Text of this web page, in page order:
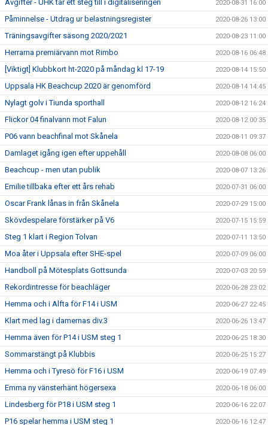
Avgifter - UHK tar ett steg till i digitaliseringen 2020-08-31 16:00
Påminnelse - Utdrag ur belastningsregister 2020-08-26 13:00
Träningsavgifter säsong 2020/2021 2020-08-23 11:00
Herrarna premiärvann mot Rimbo 2020-08-16 06:48
[Viktigt] Klubbkort ht-2020 på måndag kl 17-19 2020-08-14 15:50
Uppsala HK Beachcup 2020 är genomförd 2020-08-14 14:45
Nylagt golv i Tiunda sporthall 2020-08-12 16:24
Flickor 04 finalvann mot Falun 2020-08-12 00:35
P06 vann beachfinal mot Skånela 2020-08-11 09:37
Damlaget igång igen efter uppehåll 2020-08-08 06:00
Beachcup - men utan publik 2020-08-07 13:26
Emilie tillbaka efter ett års rehab 2020-07-31 06:00
Oscar Frank lånas in från Skånela 2020-07-29 15:00
Skövdespelare förstärker på V6 2020-07-15 15:59
Steg 1 klart i Region Tolvan 2020-07-11 13:50
Moa åter i Uppsala efter SHE-spel 2020-07-09 06:00
Handboll på Mötesplats Gottsunda 2020-07-03 20:59
Rekordintresse för beachläger 2020-06-28 23:02
Hemma och i Alfta för F14 i USM 2020-06-27 22:45
Klart med lag i damernas div.3 2020-06-26 13:47
Hemma även för P14 i USM steg 1 2020-06-25 18:30
Sommarstängt på Klubbis 2020-06-25 15:27
Hemma och i Tyresö för F16 i USM 2020-06-19 07:49
Emma ny vänsterhänt högersexa 2020-06-18 06:00
Lindesberg för P18 i USM steg 1 2020-06-16 22:07
P16 spelar hemma i USM steg 1 2020-06-16 12:47